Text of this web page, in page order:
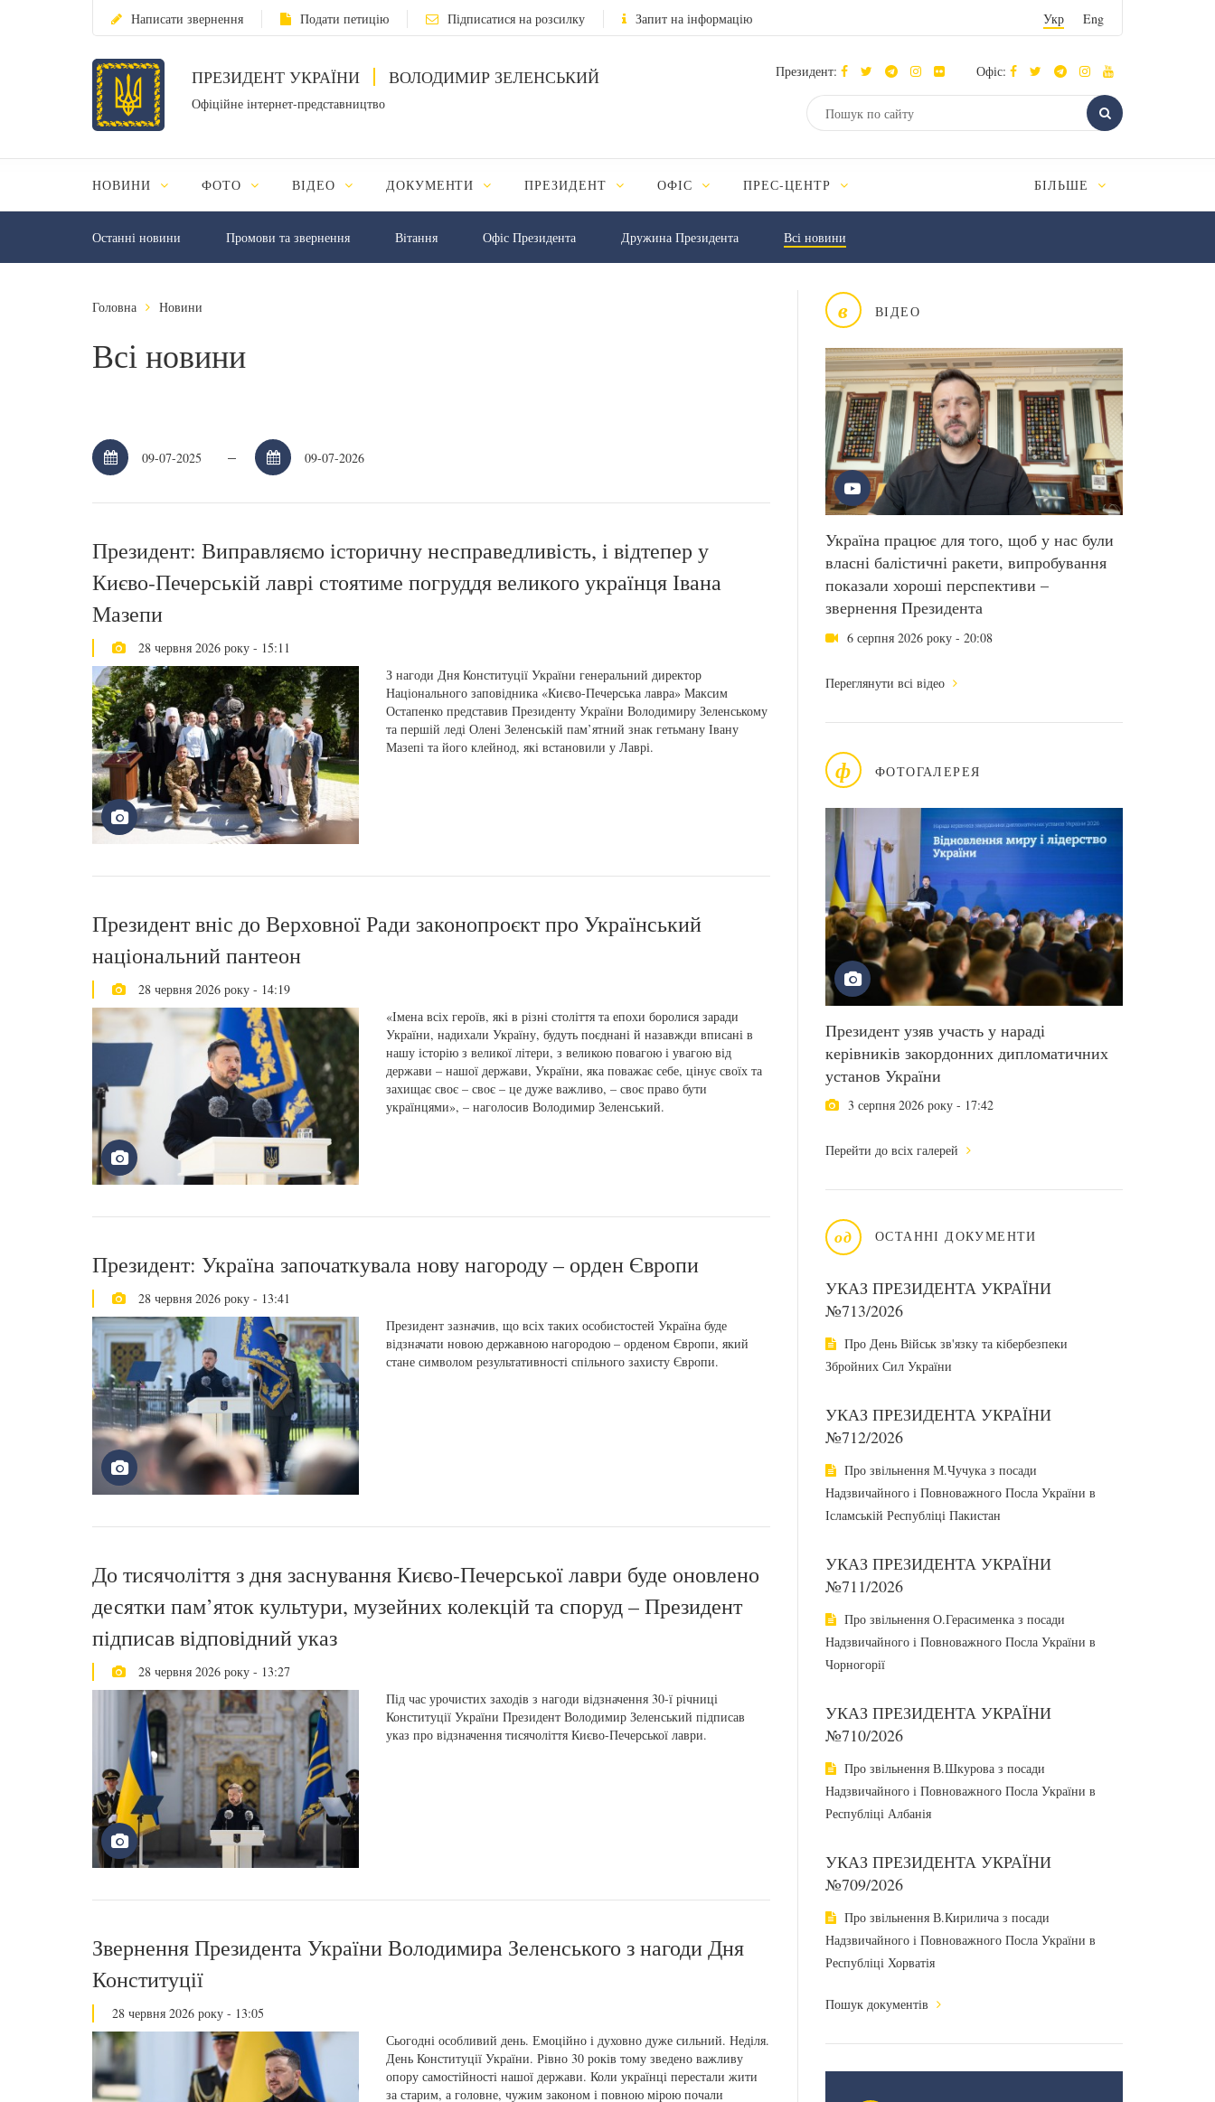
Написати звернення Подати петицію Підписатися на розсилку Запит на інформацію Укр Eng
ПРЕЗИДЕНТ УКРАЇНИ ВОЛОДИМИР ЗЕЛЕНСЬКИЙ
Офіційне інтернет-представництво
Президент: Офіс:
НОВИНИ ФОТО ВІДЕО ДОКУМЕНТИ ПРЕЗИДЕНТ ОФІС ПРЕС-ЦЕНТР БІЛЬШЕ
Останні новини Промови та звернення Вiтання Офіс Президента Дружина Президента Всі новини
в ВІДЕО
Україна працює для того, щоб у нас були
власні балістичні ракети, випробування
показали хороші перспективи –
звернення Президента
6 серпня 2026 року - 20:08
Переглянути всі відео
ф ФОТОГАЛЕРЕЯ
Президент узяв участь у нараді
керівників закордонних дипломатичних
установ України
3 серпня 2026 року - 17:42
Перейти до всіх галерей
од ОСТАННІ ДОКУМЕНТИ
УКАЗ ПРЕЗИДЕНТА УКРАЇНИ
№713/2026
Про День Військ зв'язку та кібербезпеки
Збройних Сил України
УКАЗ ПРЕЗИДЕНТА УКРАЇНИ
№712/2026
Про звільнення М.Чучука з посади
Надзвичайного і Повноважного Посла України в
Ісламській Республіці Пакистан
УКАЗ ПРЕЗИДЕНТА УКРАЇНИ
№711/2026
Про звільнення О.Герасименка з посади
Надзвичайного і Повноважного Посла України в
Чорногорії
УКАЗ ПРЕЗИДЕНТА УКРАЇНИ
№710/2026
Про звільнення В.Шкурова з посади
Надзвичайного і Повноважного Посла України в
Республіці Албанія
УКАЗ ПРЕЗИДЕНТА УКРАЇНИ
№709/2026
Про звільнення В.Кирилича з посади
Надзвичайного і Повноважного Посла України в
Республіці Хорватія
Пошук документів
Головна Новини
Всі новини
–
Президент: Виправляємо історичну несправедливість, і відтепер у
Києво-Печерській лаврі стоятиме погруддя великого українця Івана
Мазепи
28 червня 2026 року - 15:11
З нагоди Дня Конституції України генеральний директор
Національного заповідника «Києво-Печерська лавра» Максим
Остапенко представив Президенту України Володимиру Зеленському
та першій леді Олені Зеленській пам’ятний знак гетьману Івану
Мазепі та його клейнод, які встановили у Лаврі.
Президент вніс до Верховної Ради законопроєкт про Український
національний пантеон
28 червня 2026 року - 14:19
«Імена всіх героїв, які в різні століття та епохи боролися заради
України, надихали Україну, будуть поєднані й назавжди вписані в
нашу історію з великої літери, з великою повагою і увагою від
держави – нашої держави, України, яка поважає себе, цінує своїх та
захищає своє – своє – це дуже важливо, – своє право бути
українцями», – наголосив Володимир Зеленський.
Президент: Україна започаткувала нову нагороду – орден Європи
28 червня 2026 року - 13:41
Президент зазначив, що всіх таких особистостей Україна буде
відзначати новою державною нагородою – орденом Європи, який
стане символом результативності спільного захисту Європи.
До тисячоліття з дня заснування Києво-Печерської лаври буде оновлено
десятки пам’яток культури, музейних колекцій та споруд – Президент
підписав відповідний указ
28 червня 2026 року - 13:27
Під час урочистих заходів з нагоди відзначення 30-ї річниці
Конституції України Президент Володимир Зеленський підписав
указ про відзначення тисячоліття Києво-Печерської лаври.
Звернення Президента України Володимира Зеленського з нагоди Дня
Конституції
28 червня 2026 року - 13:05
Сьогодні особливий день. Емоційно і духовно дуже сильний. Неділя.
День Конституції України. Рівно 30 років тому зведено важливу
опору самостійності нашої держави. Коли українці перестали жити
за старим, а головне, чужим законом і повною мірою почали